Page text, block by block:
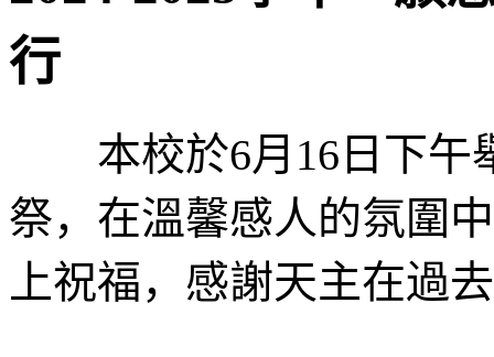
行
本校於6月16日下
祭，在溫馨感人的氛圍
上祝福，感謝天主在過